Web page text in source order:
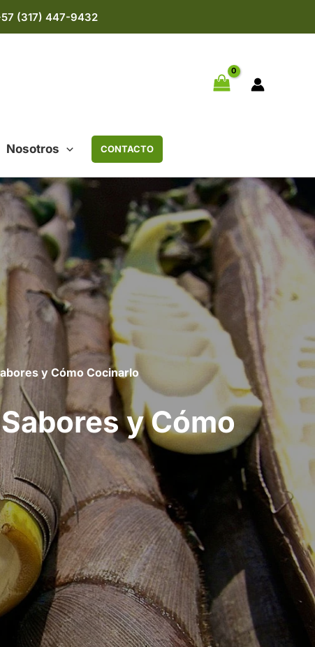
(317) 447-9432
Nosotros CONTACTO
y Cómo Cocinarlo
y Cómo